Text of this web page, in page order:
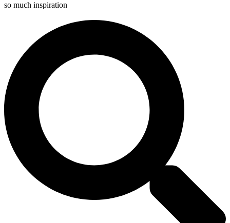
so much inspiration